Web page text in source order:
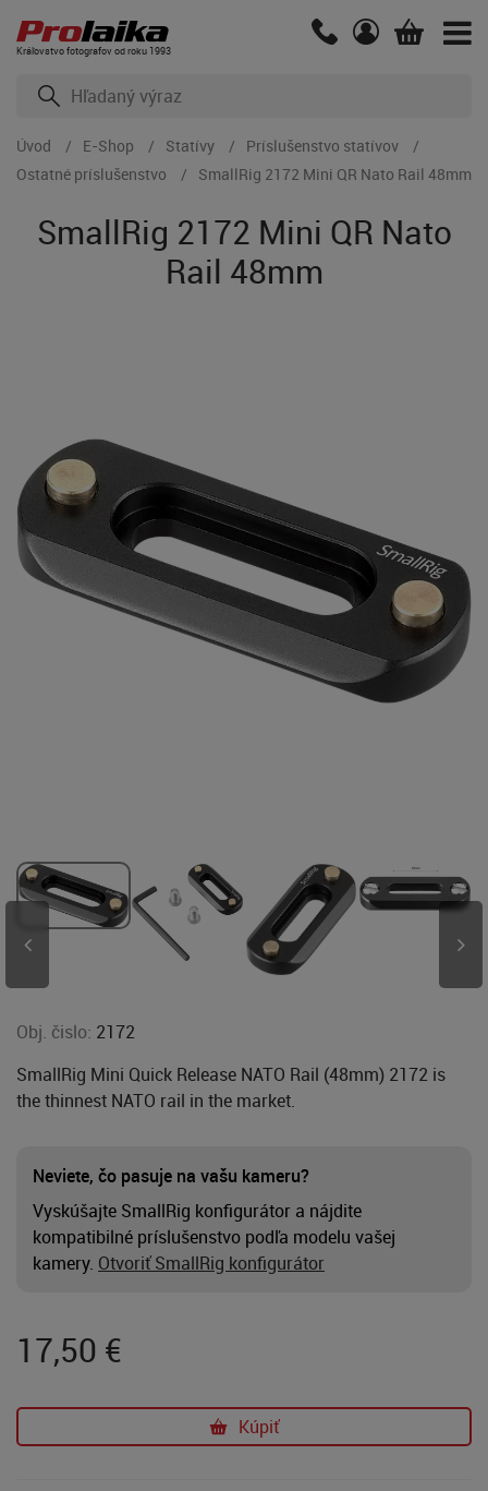
Kráľovstvo fotografov od roku 1993
Úvod E-Shop Statívy
Príslušenstvo statívov
Ostatné príslušenstvo
SmallRig 2172 Mini QR Nato Rail 48mm
SmallRig 2172 Mini QR Nato
Rail 48mm
Obj. čislo: 2172
SmallRig Mini Quick Release NATO Rail (48mm) 2172 is
the thinnest NATO rail in the market.
Neviete, čo pasuje na vašu kameru?
Vyskúšajte SmallRig konfigurátor a nájdite
kompatibilné príslušenstvo podľa modelu vašej
kamery. Otvoriť SmallRig konfigurátor
17,50 €
Kúpiť